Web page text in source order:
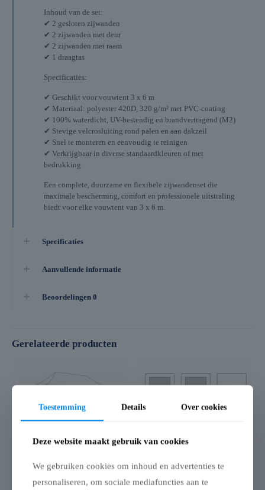
Inhoud van de set:
✔ 2 gesloten zijwanden
✔ 2 zijwanden met deur
✔ 2 zijwanden met raam
✔ 1 draagtas
Specificaties:
✔ Geschikt voor vouwtent 3 x 6 m
✔ Materiaal: polyester 420D, 320 g/m² met PVC-coating
✔ 100% waterdicht, UV-bestendig en brandvertragend (M2)
✔ Stevige velcrosluiting rond palen en aan dakzeil
✔ Snel te monteren en eenvoudig te reinigen
✔ Verkrijgbaar in diverse standaardkleuren of met
bedrukking
Een complete, duurzame en flexibele zijwandenset die
maximale bescherming, comfort en professionele uitstraling
biedt voor elke vouwtent van 3 x 6 m.
Specificaties
Aanvullende informatie
Beoordelingen 0
Gerelateerde producten
deur – 6m –
Polyester (voor
Zijwandenset met
draagtas – 4 x 8m –
Toestemming Details Over cookies
Deze website maakt gebruik van cookies
We gebruiken cookies om inhoud en advertenties te
personaliseren, om sociale mediafuncties aan te